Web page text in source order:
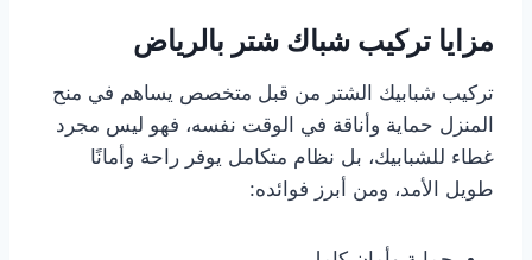
مزايا تركيب شباك شتر بالرياض
تركيب شبابيك الشتر من قبل متخصص يساهم في منح
المنزل حماية وأناقة في الوقت نفسه، فهو ليس مجرد
غطاء للشبابيك، بل نظام متكامل يوفر راحة وأمانًا
طويل الأمد، ومن أبرز فوائده: